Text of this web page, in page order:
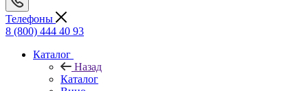
Телефоны
8 (800) 444 40 93
Каталог
Назад
Каталог